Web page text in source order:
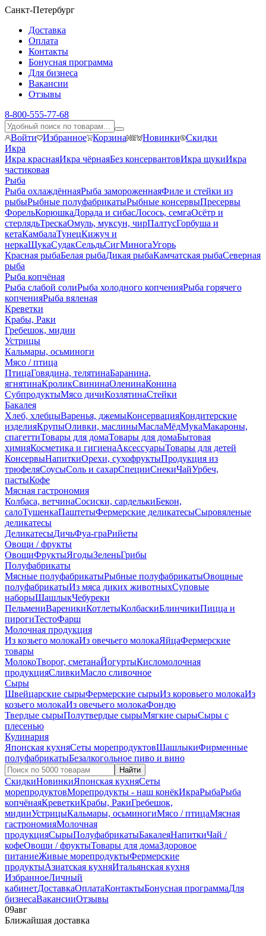
Санкт-Петербург
Доставка
Оплата
Контакты
Бонусная программа
Для бизнеса
Вакансии
Отзывы
8-800-555-77-68
Войти Избранное Корзина Новинки Скидки
Икра
Икра краснаяИкра чёрнаяБез консервантовИкра щукиИкра
частиковая
Рыба
Рыба охлаждённаяРыба замороженнаяФиле и стейки из
рыбыРыбные полуфабрикатыРыбные консервыПресервы
ФорельКорюшкаДорада и сибасЛосось, семгаОсётр и
стерлядьТрескаОмуль, муксун, чирПалтусГорбуша и
кетаКамбалаТунецКижуч и
неркаЩукаСудакСельдьСигМиногаУгорь
Красная рыбаБелая рыбаДикая рыбаКамчатская рыбаСеверная
рыба
Рыба копчёная
Рыба слабой солиРыба холодного копченияРыба горячего
копченияРыба вяленая
Креветки
Крабы, Раки
Гребешок, мидии
Устрицы
Кальмары, осьминоги
Мясо / птица
ПтицаГовядина, телятинаБаранина,
ягнятинаКроликСвининаОленинаКонина
СубпродуктыМясо дичиКозлятинаСтейки
Бакалея
Хлеб, хлебцыВаренья, джемыКонсервацияКондитерские
изделияКрупыОливки, маслиныМаслаМёдМукаМакароны,
спагеттиТовары для домаТовары для домаБытовая
химияКосметика и гигиенаАксессуарыТовары для детей
КонсервыНапиткиОрехи, сухофруктыПродукция из
трюфеляСоусыСоль и сахарСпецииСнекиЧайУрбеч,
пастыКофе
Мясная гастрономия
Колбаса, ветчинаСосиски, сарделькиБекон,
салоТушенкаПаштетыФермерские деликатесыСыровяленые
деликатесы
ДеликатесыДичьФуа-граРийеты
Овощи / фрукты
ОвощиФруктыЯгодыЗеленьГрибы
Полуфабрикаты
Мясные полуфабрикатыРыбные полуфабрикатыОвощные
полуфабрикатыИз мяса диких животныхСуповые
наборыШашлыкЧебуреки
ПельмениВареникиКотлетыКолбаскиБлинчикиПицца и
пирогиТестоФарш
Молочная продукция
Из козьего молокаИз овечьего молокаЯйцаФермерские
товары
МолокоТворог, сметанаЙогуртыКисломолочная
продукцияСливкиМасло сливочное
Сыры
Швейцарские сырыФермерские сырыИз коровьего молокаИз
козьего молокаИз овечьего молокаФондю
Твердые сырыПолутвердые сырыМягкие сырыСыры c
плесенью
Кулинария
Японская кухняСеты морепродуктовШашлыкиФирменные
полуфабрикатыБезалкогольное пиво и вино
Найти
СкидкиНовинкиЯпонская кухняСеты
морепродуктовМорепродукты - наш конёкИкраРыбаРыба
копчёнаяКреветкиКрабы, РакиГребешок,
мидииУстрицыКальмары, осьминогиМясо / птицаМясная
гастрономияМолочная
продукцияСырыПолуфабрикатыБакалеяНапиткиЧай /
кофеОвощи / фруктыТовары для домаЗдоровое
питаниеЖивые морепродуктыФермерские
продуктыАзиатская кухняИтальянская кухня
ИзбранноеЛичный
кабинетДоставкаОплатаКонтактыБонусная программаДля
бизнесаВакансииОтзывы
09авг
Ближайшая доставка